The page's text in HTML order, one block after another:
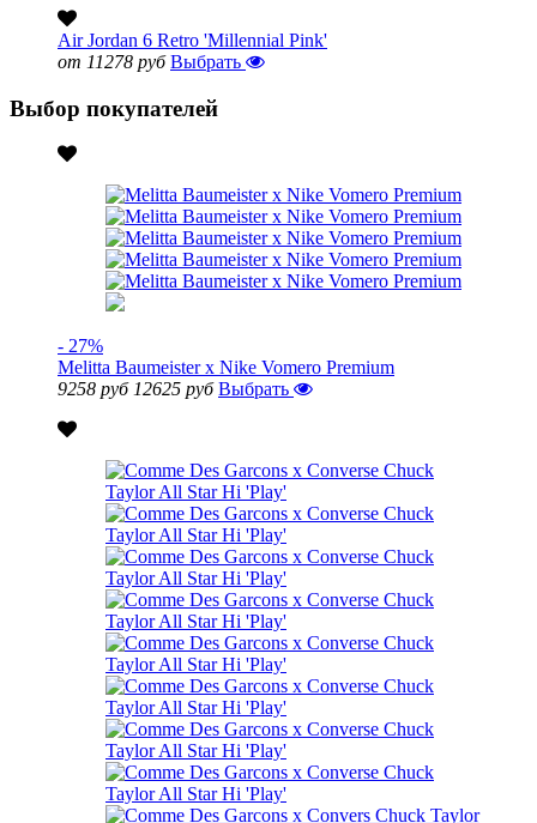
Air Jordan 6 Retro 'Millennial Pink'
от 11278 руб Выбрать
Выбор покупателей
- 27%
Melitta Baumeister x Nike Vomero Premium
9258 руб 12625 руб Выбрать